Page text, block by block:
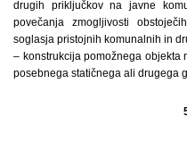
drugih priključkov na javne
povečanja zmogljivosti
soglasja pristojnih komunalnih in
– konstrukcija pomožnega objekta
posebnega statičnega ali drugega